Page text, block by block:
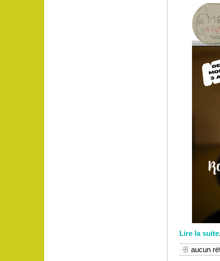
Lire la suite
aucun